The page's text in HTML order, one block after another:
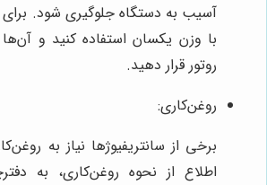
آسیب به دستگاه جلوگیری شود. برای
با وزن یکسان استفاده کنید و
روتور قرار دهید.
روغن‌کاری:
برخی از سانتریفیوژها نیاز به
اطلاع از نحوه روغن‌کاری، به